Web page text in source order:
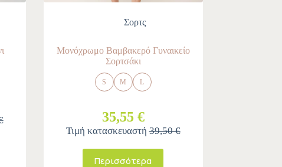
Σορτς
Μονόχρωμο Βαμβακερό Γυναικείο
Σορτσάκι
S M L
35,55 €
Τιμή κατασκευαστή39,50 €
Περισσότερα